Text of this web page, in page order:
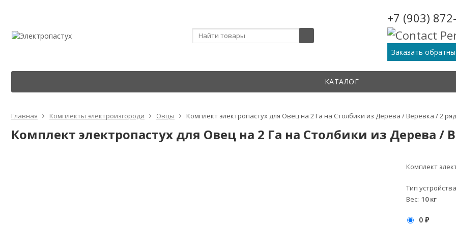
+7 (903)
Заказать
КАТАЛОГ
Главная Комплекты электроизгороди Овцы Комплект электропастух для Овец на 2 Га на Столбики из Дерева / Верёвка / 2
Комплект электропастух для Овец на 2 Га на Столбики из Дерева /
Комплект
Тип устройства
Вес 10 кг
0 ₽